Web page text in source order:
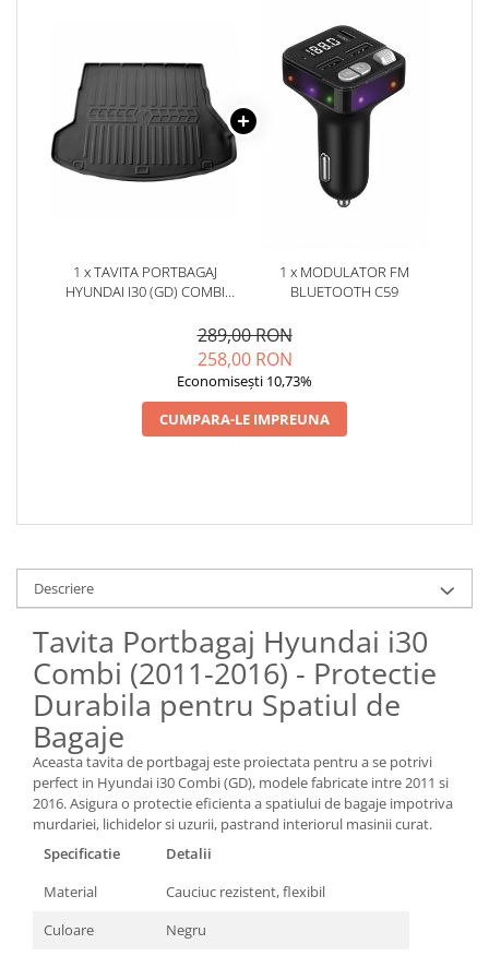
1 x TAVITA PORTBAGAJ
HYUNDAI I30 (GD) COMBI
1 x MODULATOR FM
BLUETOOTH C59
289,00 RON
258,00 RON
Economisești 10,73%
CUMPARA-LE IMPREUNA
Descriere
Tavita Portbagaj Hyundai i30
Combi (2011-2016) - Protectie
Durabila pentru Spatiul de
Bagaje
Aceasta tavita de portbagaj este proiectata pentru a se potrivi
perfect in Hyundai i30 Combi (GD), modele fabricate intre 2011 si
2016. Asigura o protectie eficienta a spatiului de bagaje impotriva
murdariei, lichidelor si uzurii, pastrand interiorul masinii curat.
Specificatie
Detalii
Material
Cauciuc rezistent, flexibil
Culoare
Negru